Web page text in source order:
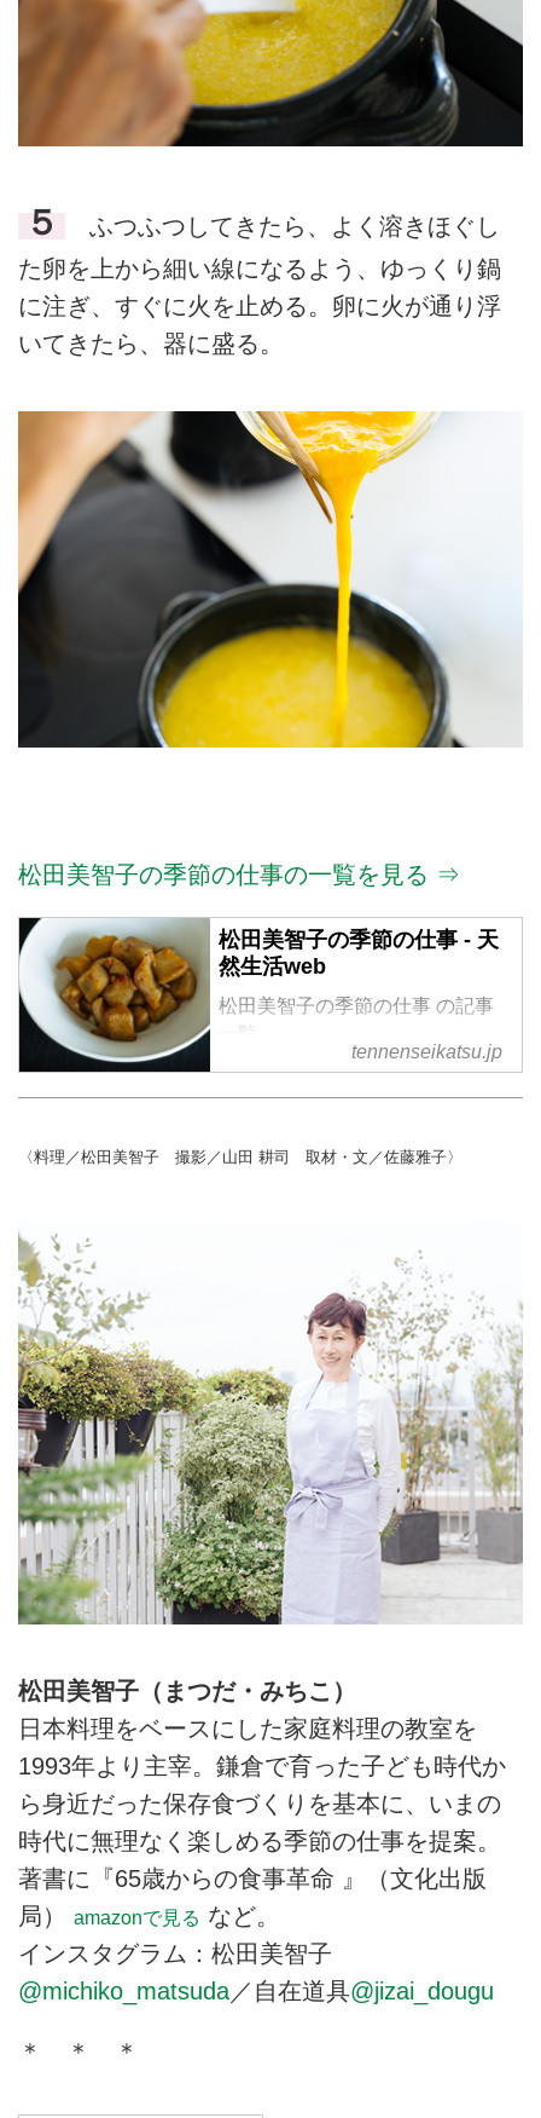
５
ふつふつしてきたら、よく溶きほぐし
た卵を上から細い線になるよう、ゆっくり鍋
に注ぎ、すぐに火を止める。卵に火が通り浮
いてきたら、器に盛る。
松田美智子の季節の仕事の一覧を見る ⇒
松田美智子の季節の仕事 - 天
然生活web
松田美智子の季節の仕事 の記事
一覧
tennenseikatsu.jp
〈料理／松田美智子 撮影／山田 耕司 取材・文／佐藤雅子〉
松田美智子（まつだ・みちこ）
日本料理をベースにした家庭料理の教室を
1993年より主宰。鎌倉で育った子ども時代か
ら身近だった保存食づくりを基本に、いまの
時代に無理なく楽しめる季節の仕事を提案。
著書に『65歳からの食事革命 』（文化出版
局）
amazonで見る など。
インスタグラム：松田美智子
@michiko_matsuda／自在道具@jizai_dougu
＊ ＊ ＊